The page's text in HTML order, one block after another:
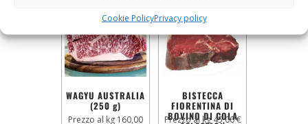
Cookie PolicyPrivacy policy
WAGYU AUSTRALIA
(250 g)
Prezzo al kg 160,00
BISTECCA
FIORENTINA DI
BOVINO DI COLA
Prezzo al kg 45,00 €